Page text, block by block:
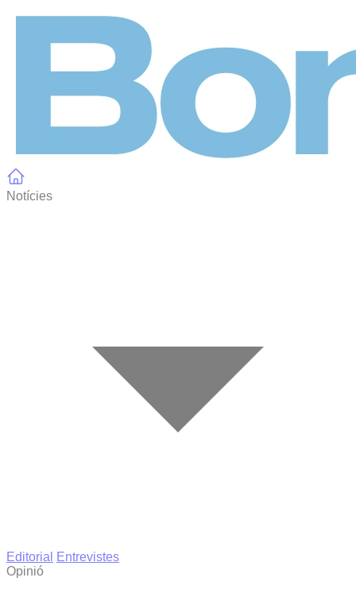
Notícies
Editorial
Entrevistes
Opinió